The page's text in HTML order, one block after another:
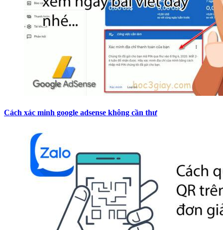
Cách xác minh google adsense không cần thư